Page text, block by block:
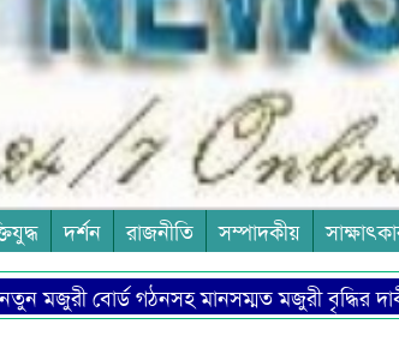
দর্শন রাজনীতি সম্পাদকীয়
বোর্ড গঠনসহ মানসম্মত মজুরী বৃদ্ধির দাবী চা